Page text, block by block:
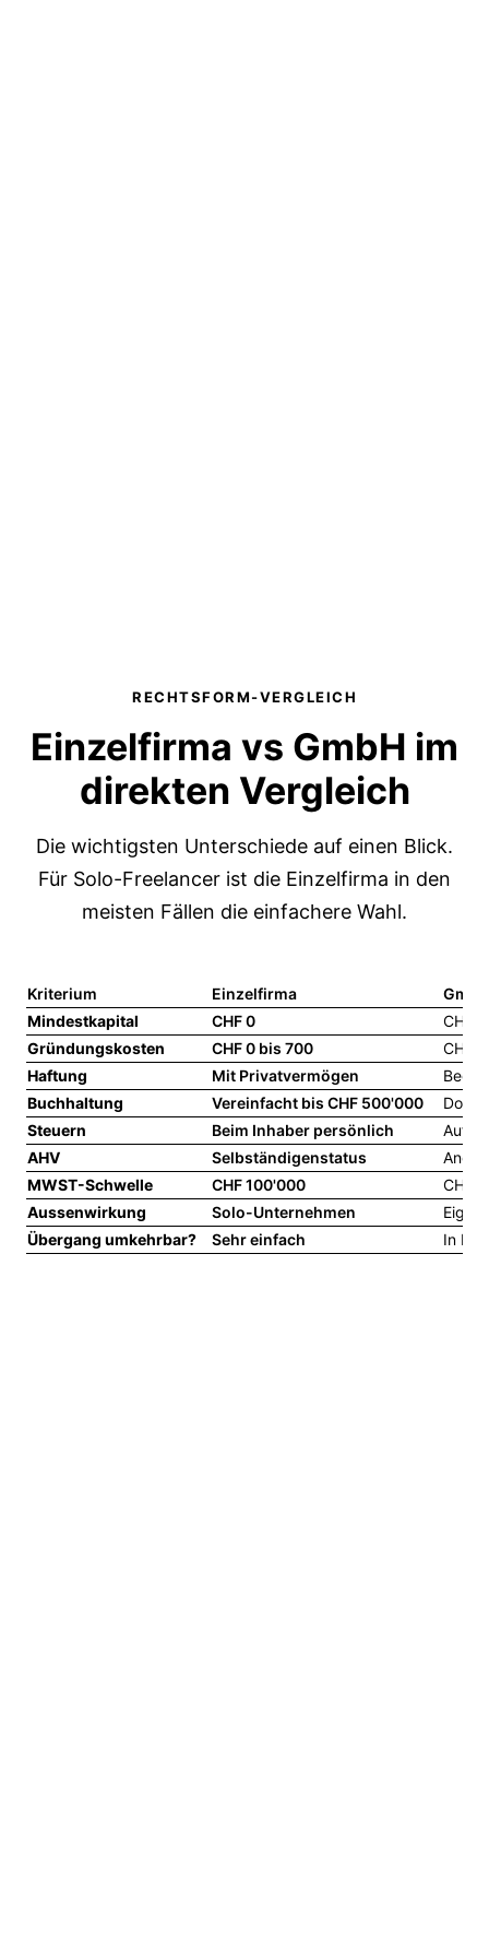
RECHTSFORM-VERGLEICH
Einzelfirma vs GmbH im
direkten Vergleich
Die wichtigsten Unterschiede auf einen Blick.
Für Solo-Freelancer ist die Einzelfirma in den
meisten Fällen die einfachere Wahl.
Kriterium Einzelfirma
GmbH
Mindestkapital
CHF 0
CHF
Gründungskosten
CHF 0 bis 700
CHF
Haftung
Mit Privatvermögen
Buchhaltung
Vereinfacht bis CHF 500'000
Steuern
Beim Inhaber persönlich
Auf
AHV
Selbständigenstatus
MWST-Schwelle
CHF 100'000
CHF
Aussenwirkung
Solo-Unternehmen
Übergang umkehrbar?
Sehr einfach In